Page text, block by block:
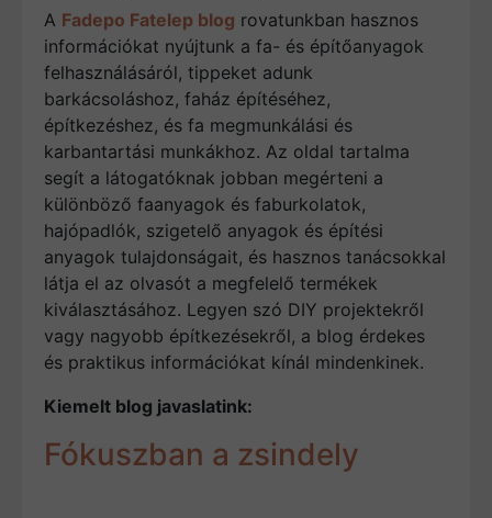
A Fadepo Fatelep blog rovatunkban hasznos
információkat nyújtunk a fa- és építőanyagok
felhasználásáról, tippeket adunk
barkácsoláshoz, faház építéséhez,
építkezéshez, és fa megmunkálási és
karbantartási munkákhoz. Az oldal tartalma
segít a látogatóknak jobban megérteni a
különböző faanyagok és faburkolatok,
hajópadlók, szigetelő anyagok és építési
anyagok tulajdonságait, és hasznos tanácsokkal
látja el az olvasót a megfelelő termékek
kiválasztásához. Legyen szó DIY projektekről
vagy nagyobb építkezésekről, a blog érdekes
és praktikus információkat kínál mindenkinek.
Kiemelt blog javaslatink:
Fókuszban a zsindely